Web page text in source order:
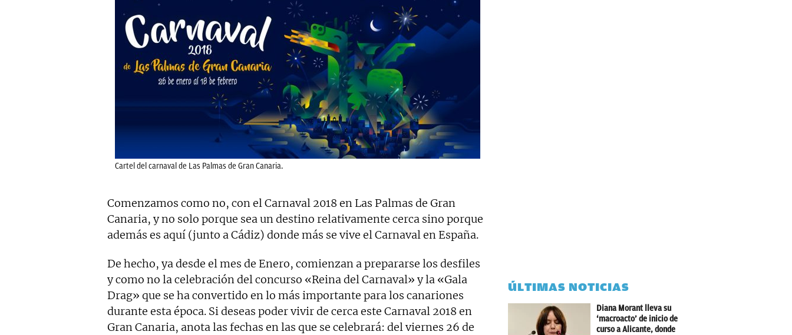
Cartel del carnaval de Las Palmas de Gran Canaria.
Comenzamos como no, con el Carnaval 2018 en Las Palmas de Gran
Canaria, y no solo porque sea un destino relativamente cerca sino porque
además es aquí (junto a Cádiz) donde más se vive el Carnaval en España.
De hecho, ya desde el mes de Enero, comienzan a prepararse los desfiles
y como no la celebración del concurso «Reina del Carnaval» y la «Gala
Drag» que se ha convertido en lo más importante para los canariones
durante esta época. Si deseas poder vivir de cerca este Carnaval 2018 en
Gran Canaria, anota las fechas en las que se celebrará: del viernes 26 de
ÚLTIMAS NOTICIAS
Diana Morant lleva su
‘macroacto’ de inicio de
curso a Alicante, donde